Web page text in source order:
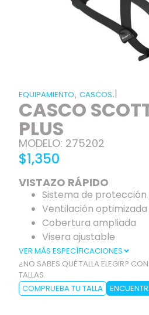
EQUIPAMIENTO, CASCOS.|
CASCO
PLUS
MODELO: 275202
$1,350
VISTAZO RÁPIDO
Sistema de protección
Ventilación optimizada
Cobertura ampliada
Visera ajustable
VER MÁS ESPECÍFICACIONES
¿NO SABES QUÉ TALLA ELEGIR?
TALLAS.
COMPRUEBA TU TALLA